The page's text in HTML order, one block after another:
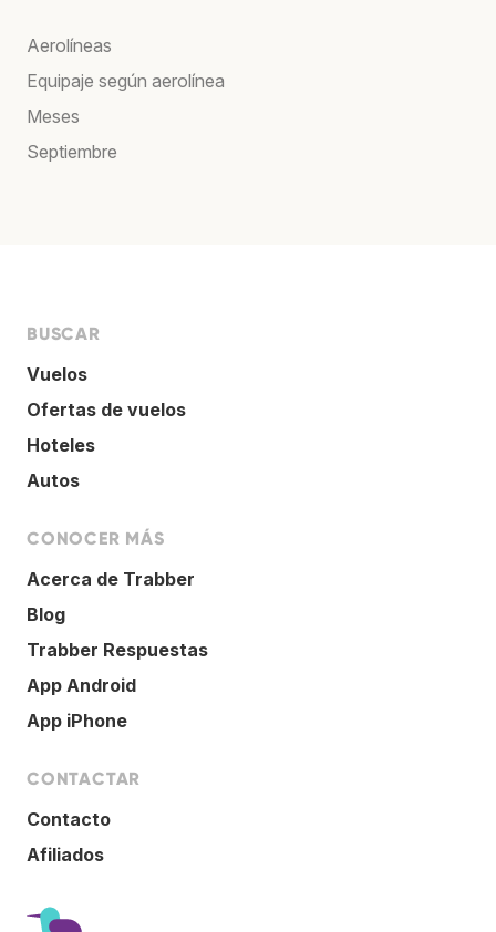
Aerolíneas
Equipaje según aerolínea
Meses
Septiembre
BUSCAR
Vuelos
Ofertas de vuelos
Hoteles
Autos
CONOCER MÁS
Acerca de Trabber
Blog
Trabber Respuestas
App Android
App iPhone
CONTACTAR
Contacto
Afiliados